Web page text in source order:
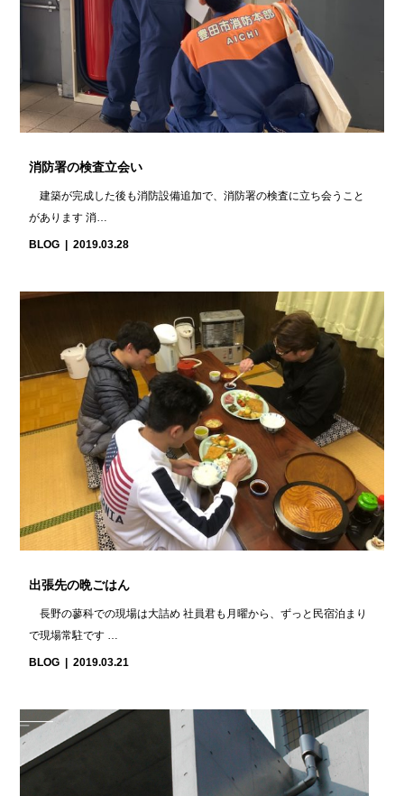
消防署の検査立会い
建築が完成した後も消防設備追加で、消防署の検査に立ち会うこと
があります 消…
BLOG 2019.03.28
出張先の晩ごはん
長野の蓼科での現場は大詰め 社員君も月曜から、ずっと民宿泊まり
で現場常駐です …
BLOG 2019.03.21